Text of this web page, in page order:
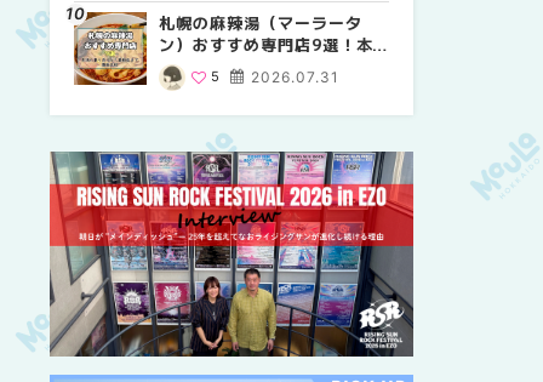
札幌の麻辣湯（マーラータ
ン）おすすめ専門店9選！本
場の量り売りから最新店まで
徹底比較 | MouLa
2026.07.31
5
2026年夏 恵庭市・千歳市の
夏祭り・イベントまとめ |
9
札幌の麻辣湯（マーラータ
ン）おすすめ専門店6選！本
徹底比較 | MouLa
5